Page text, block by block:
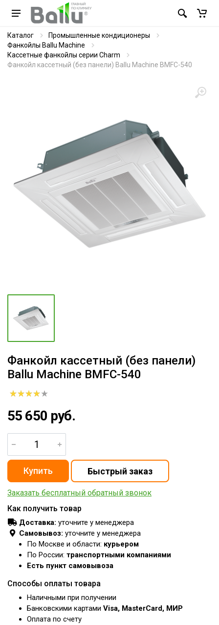
Каталог
Промышленные кондиционеры
Фанкойлы Ballu Machine
Кассетные фанкойлы серии Charm
Фанкойл кассетный (без панели) Ballu Machine BMFC-540
Фанкойл кассетный (без панели)
Ballu Machine BMFC-540
55 650 руб.
Заказать бесплатный обратный звонок
Как получить товар
Доставка: уточните у менеджера
Самовывоз: уточните у менеджера
По Москве и области: курьером
По России: транспортными компаниями
Есть пункт самовывоза
Способы оплаты товара
Наличными при получении
Банковскими картами Visa, MasterCard, МИР
Оплата по счету